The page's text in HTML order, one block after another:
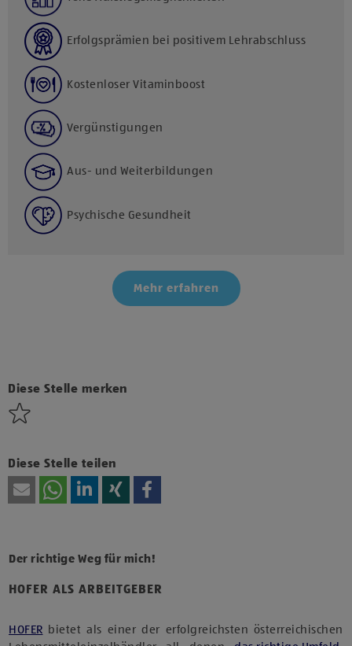
Erfolgsprämien bei positivem Lehrabschluss
Kostenloser Vitaminboost
Vergünstigungen
Aus- und Weiterbildungen
Psychische Gesundheit
Mehr erfahren
Diese Stelle merken
Diese Stelle teilen
HOFER ALS ARBEITGEBER
Der richtige Weg für mich!
HOFER bietet als einer der erfolgreichsten österreichischen